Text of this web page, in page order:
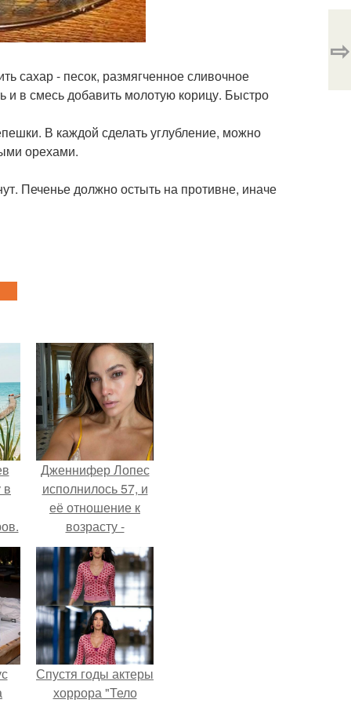
сахар - песок, размягченное сливочное
в смесь добавить молотую корицу. Быстро
В каждой сделать углубление, можно
орехами.
Печенье должно остыть на противне, иначе
⇨
в
Дженнифер Лопес
исполнилось 57, и
её отношение к
возрасту -
настоящий
манифест
уверенности: "не
говорите, что я
отлично выгляжу
для 57.
Спустя годы актеры
хоррора "Тело